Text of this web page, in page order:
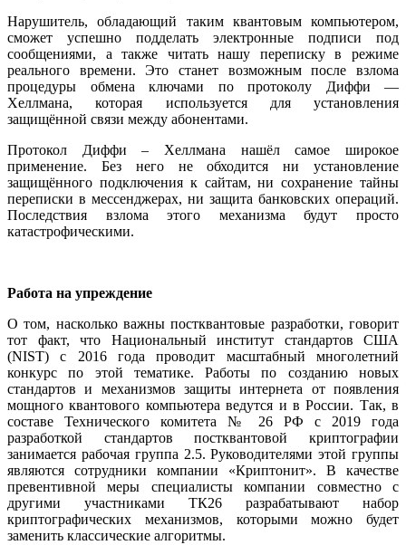
Нарушитель, обладающий таким квантовым компьютером,
сможет успешно подделать электронные подписи под
сообщениями, а также читать нашу переписку в режиме
реального времени. Это станет возможным после взлома
процедуры обмена ключами по протоколу Диффи —
Хеллмана, которая используется для установления
защищённой связи между абонентами.
Протокол Диффи – Хеллмана нашёл самое широкое
применение. Без него не обходится ни установление
защищённого подключения к сайтам, ни сохранение тайны
переписки в мессенджерах, ни защита банковских операций.
Последствия взлома этого механизма будут просто
катастрофическими.
Работа на упреждение
О том, насколько важны постквантовые разработки, говорит
тот факт, что Национальный институт стандартов США
(NIST) с 2016 года проводит масштабный многолетний
конкурс по этой тематике. Работы по созданию новых
стандартов и механизмов защиты интернета от появления
мощного квантового компьютера ведутся и в России. Так, в
составе Технического комитета № 26 РФ с 2019 года
разработкой стандартов постквантовой криптографии
занимается рабочая группа 2.5. Руководителями этой группы
являются сотрудники компании «Криптонит». В качестве
превентивной меры специалисты компании совместно с
другими участниками ТК26 разрабатывают набор
криптографических механизмов, которыми можно будет
заменить классические алгоритмы.